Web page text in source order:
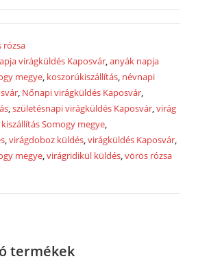
rózsa
virágküldés Kaposvár ,anyák napja
megye koszorúkiszállítás névnapi
Nőnapi virágküldés Kaposvár
,születésnapi virágküldés Kaposvár ,virág
Somogy megye
,virágdoboz küldés ,virágküldés Kaposvár
megye ,virágridikül küldés ,vörös rózsa
termékek